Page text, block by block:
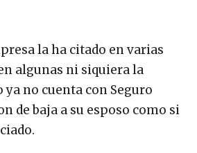
la ha citado en varias
algunas ni siquiera la
no cuenta con Seguro
de baja a su esposo como si